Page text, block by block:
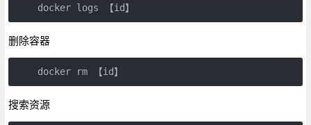
删除容器
搜索资源